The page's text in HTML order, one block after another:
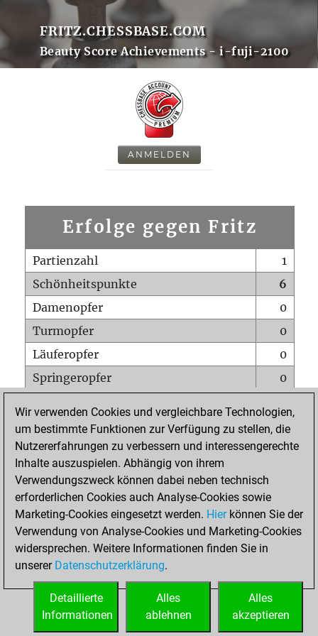
FRITZ.CHESSBASE.COM
Beauty Score Achievements - i-fuji-2100
ANMELDEN
Erfolge gegen Fritz
Partienzahl
1
Schönheitspunkte
6
Damenopfer
0
Turmopfer
0
Läuferopfer
0
Springeropfer
0
Matt auf vollem Brett
0
Bauer setzt Matt
0
Erstickte Matts
Unterverwandlungen
Türme auf der siebten
1
STARTSEITE
Wir verwenden Cookies und vergleichbare Technologien,
um bestimmte Funktionen zur Verfügung zu stellen, die
Nutzererfahrungen zu verbessern und interessengerechte
Inhalte auszuspielen. Abhängig von ihrem
Verwendungszweck können dabei neben technisch
erforderlichen Cookies auch Analyse-Cookies sowie
Marketing-Cookies eingesetzt werden. Hierkönnen Sie der
Verwendung von Analyse-Cookies und Marketing-Cookies
widersprechen. Weitere Informationen finden Sie in
unserer Datenschutzerklärung.
Alles
akzeptieren
Alles
ablehnen
Detaillierte
Informationen